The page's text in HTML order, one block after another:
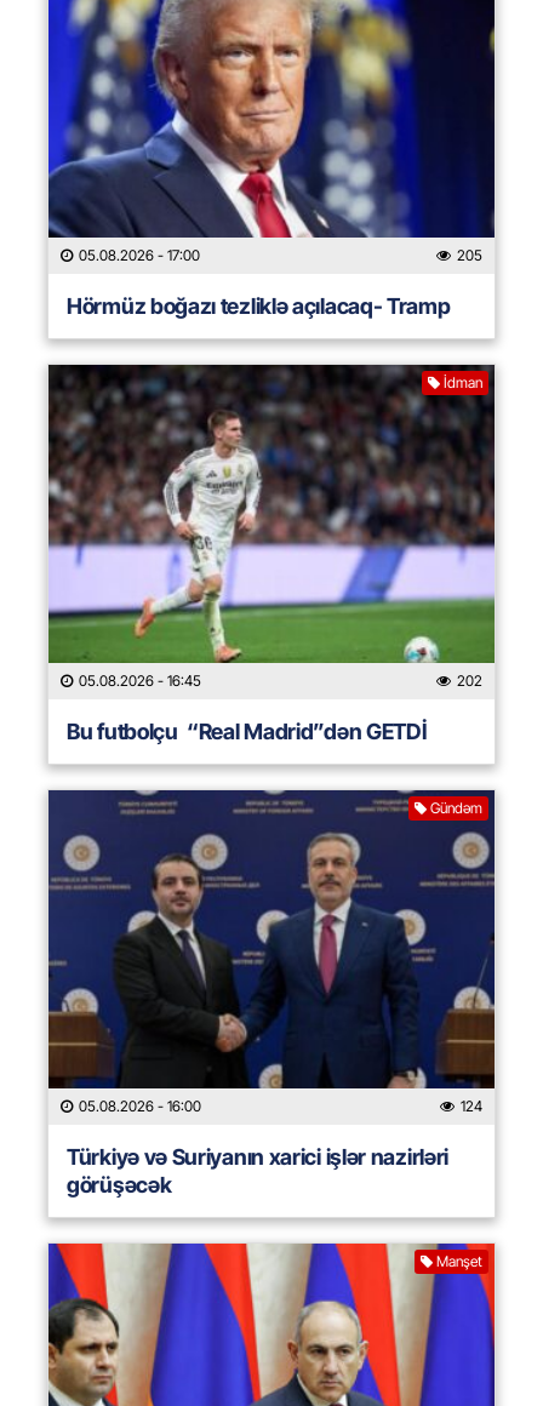
05.08.2026 - 17:00 205
Hörmüz boğazı tezliklə açılacaq- Tramp
İdman
05.08.2026 - 16:45 202
Bu futbolçu “Real Madrid”dən GETDİ
Gündəm
05.08.2026 - 16:00 124
Türkiyə və Suriyanın xarici işlər nazirləri
görüşəcək
Manşet